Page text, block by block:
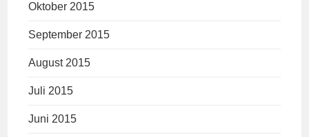
Oktober 2015
September 2015
August 2015
Juli 2015
Juni 2015